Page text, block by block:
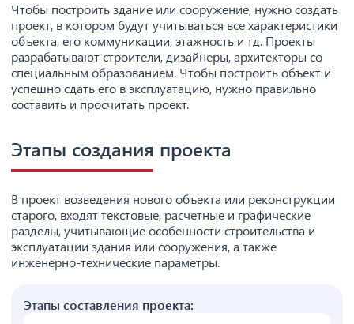
Чтобы построить здание или сооружение, нужно создать
проект, в котором будут учитываться все характеристики
объекта, его коммуникации, этажность и тд. Проекты
разрабатывают строители, дизайнеры, архитекторы со
специальным образованием. Чтобы построить объект и
успешно сдать его в эксплуатацию, нужно правильно
составить и просчитать проект.
Этапы создания проекта
В проект возведения нового объекта или реконструкции
старого, входят текстовые, расчетные и графические
разделы, учитывающие особенности строительства и
эксплуатации здания или сооружения, а также
инженерно-технические параметры.
Этапы составления проекта: